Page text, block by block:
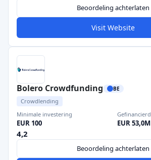
Beoordeling achterlaten
Visit Website
Bolero Crowdfunding BE
Crowdlending
Minimale investering
EUR 100
Gefinancierd
EUR 53,0M
4,2
Beoordeling achterlaten